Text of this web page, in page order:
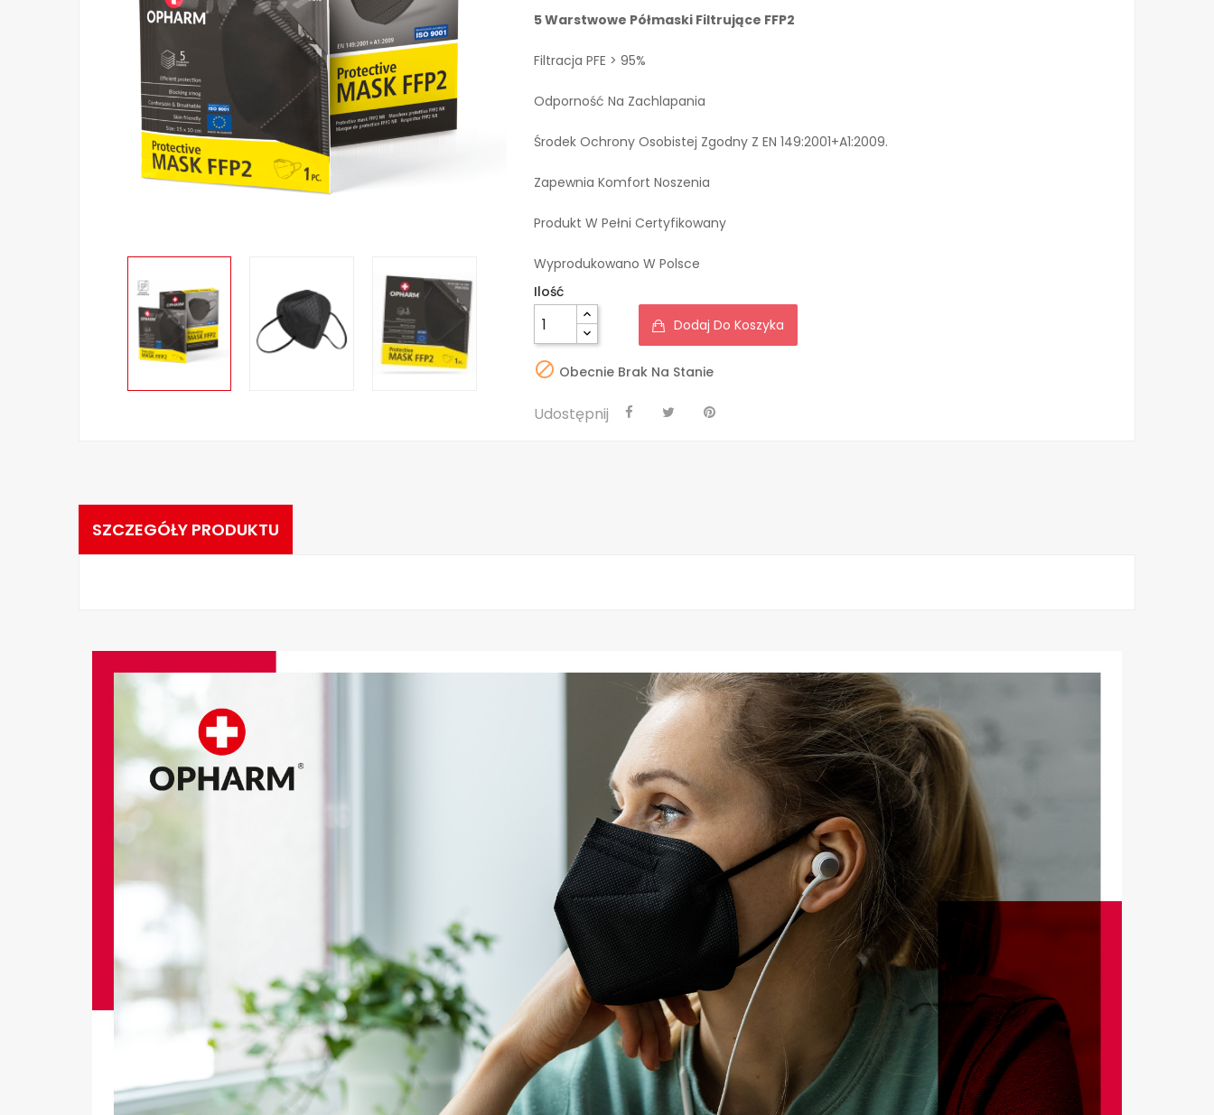
5 Warstwowe Półmaski Filtrujące FFP2
Filtracja PFE > 95%
Odporność Na Zachlapania
Środek Ochrony Osobistej Zgodny Z EN 149:2001+A1:2009.
Zapewnia Komfort Noszenia
Produkt W Pełni Certyfikowany
Wyprodukowano W Polsce
Ilość
Dodaj Do Koszyka
 Obecnie Brak Na Stanie
Udostępnij
SZCZEGÓŁY PRODUKTU